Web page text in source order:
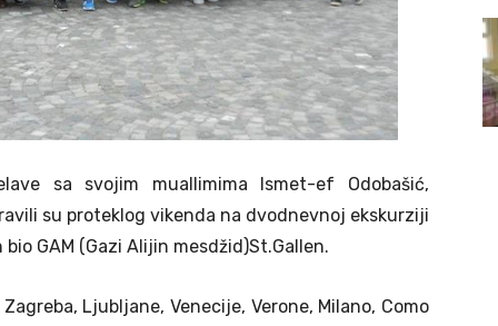
sa svojim muallimima Ismet-ef Odobašić,
su proteklog vikenda na dvodnevnoj ekskurziji
GAM (Gazi Alijin mesdžid)St.Gallen.
Ljubljane, Venecije, Verone, Milano, Como